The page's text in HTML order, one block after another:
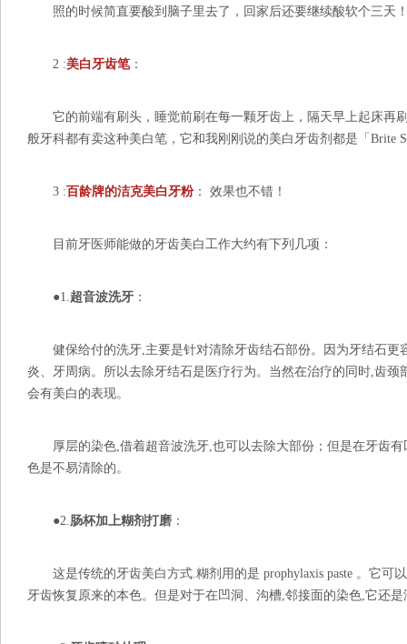
照的时候简直要酸到脑子里去了，回家后还要继续酸软个三天
2 :美白牙齿笔：
它的前端有刷头，睡觉前刷在每一颗牙齿上，隔天早上起床再
般牙科都有卖这种美白笔，它和我刚刚说的美白牙齿剂都是「Brite
3 :百龄牌的洁克美白牙粉： 效果也不错！
目前牙医师能做的牙齿美白工作大约有下列几项：
●1.超音波洗牙 ：
健保给付的洗牙,主要是针对清除牙齿结石部份。因为牙结石更
炎、牙周病。所以去除牙结石是医疗行为。当然在治疗的同时,齿颈
会有美白的表现。
厚层的染色,借着超音波洗牙,也可以去除大部份；但是在牙齿有
色是不易清除的。
●2.肠杯加上糊剂打磨 ：
这是传统的牙齿美白方式.糊剂用的是 prophylaxis paste 。它可
牙齿恢复原来的本色。但是对于在凹洞、沟槽,邻接面的染色,它还